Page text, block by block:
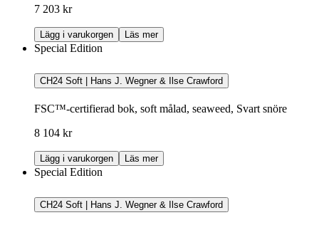
7 203 kr
Lägg i varukorgen Läs mer
Special Edition
CH24 Soft | Hans J. Wegner & Ilse Crawford
FSC™-certifierad bok, soft målad, seaweed, Svart snöre
8 104 kr
Lägg i varukorgen Läs mer
Special Edition
CH24 Soft | Hans J. Wegner & Ilse Crawford